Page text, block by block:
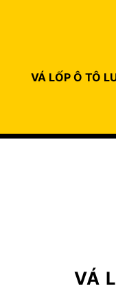
VÁ LỐP Ô TÔ
VÁ